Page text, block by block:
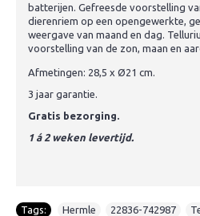
batterijen. Gefreesde voorstelling
dierenriem op een opengewerkte,
weergave van maand en dag.
voorstelling van de zon, maan en
Afmetingen: 28,5 x Ø21 cm.
3 jaar garantie.
Gratis bezorging.
1 á 2 weken levertijd.
Tags: Hermle 22836-742987